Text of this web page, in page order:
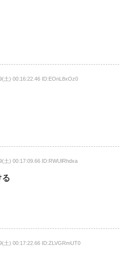
土) 00:16:22.46 ID:EOnL8xOz0
土) 00:17:09.66 ID:RWUlRhdxa
土) 00:17:22.66 ID:ZLVGRmUT0